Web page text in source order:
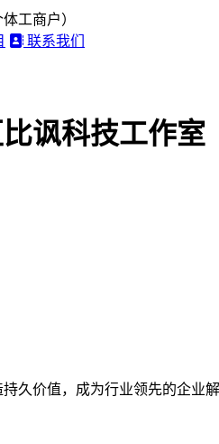
工商户）
联系我们
讽科技工作室
久价值，成为行业领先的企业解